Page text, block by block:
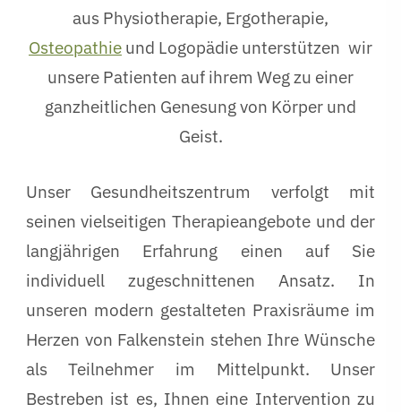
aus Physiotherapie, Ergotherapie,
Osteopathie und Logopädie unterstützen wir
unsere Patienten auf ihrem Weg zu einer
ganzheitlichen Genesung von Körper und
Geist.
Unser Gesundheitszentrum verfolgt mit
seinen vielseitigen Therapieangebote und der
langjährigen Erfahrung einen auf Sie
individuell zugeschnittenen Ansatz. In
unseren modern gestalteten Praxisräume im
Herzen von Falkenstein stehen Ihre Wünsche
als Teilnehmer im Mittelpunkt. Unser
Bestreben ist es, Ihnen eine Intervention zu